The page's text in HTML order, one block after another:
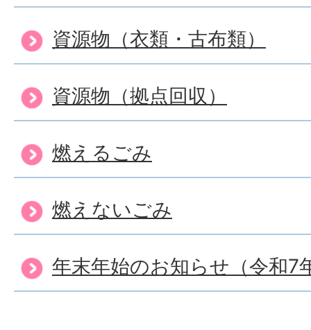
資源物（衣類・古布類）
資源物（拠点回収）
燃えるごみ
燃えないごみ
年末年始のお知らせ（令和7